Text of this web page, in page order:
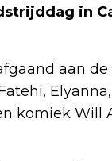
in
aan
komiek Will